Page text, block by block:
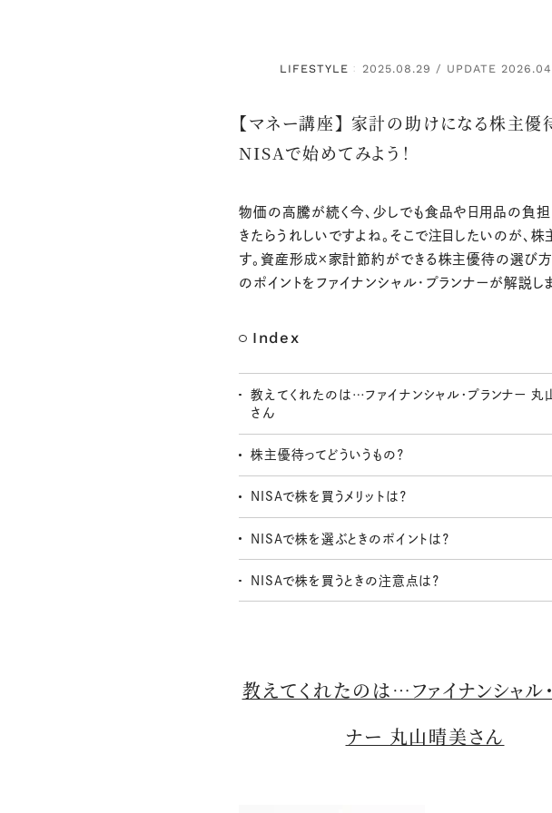
LIFESTYLE ： 2025.08.29 / UPDATE
【マネー講座】 家計の助けになる株主優
NISAで始めてみよう！
物価の高騰が続く今、少しでも食品や日用品の負
きたらうれしいですよね。そこで注目したいのが、
す。資産形成×家計節約ができる株主優待の選び方
のポイントをファイナンシャル・プランナーが解説し
Index
教えてくれたのは…ファイナンシャル・プランナー 丸
さん
株主優待ってどういうもの？
NISAで株を買うメリットは？
NISAで株を選ぶときのポイントは？
NISAで株を買うときの注意点は？
教えてくれたのは…ファイナンシャル
ナー 丸山晴美さん